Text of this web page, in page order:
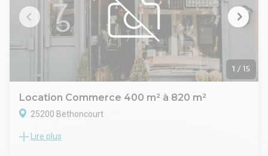
1 / 15
Location Commerce 400 m² à 820 m²
25200 Bethoncourt
Cellule commerciale de 820 m² DIVISIBLE -- plain-pied
Lire plus